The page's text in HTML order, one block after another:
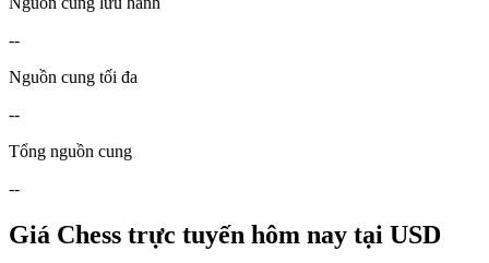
--
Nguồn cung tối đa
--
Tổng nguồn cung
--
Giá Chess trực tuyến hôm nay tại USD